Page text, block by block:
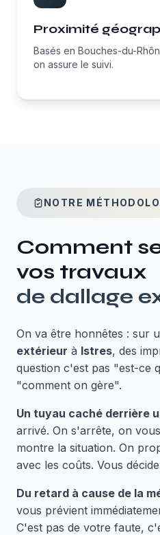
Proximité
Basés en Bouches-du-
on assure le suivi.
NOTRE
Comment
vos travaux
de dallage
On va être honnêtes : sur
extérieur à Istres, des
question c'est pas "est-ce
"comment on gère".
Un tuyau caché derrière
arrivé. On s'arrête, on
montre la situation. On
avec les coûts. Vous
Du retard à cause de la
vous prévient
C'est pas de votre faute,